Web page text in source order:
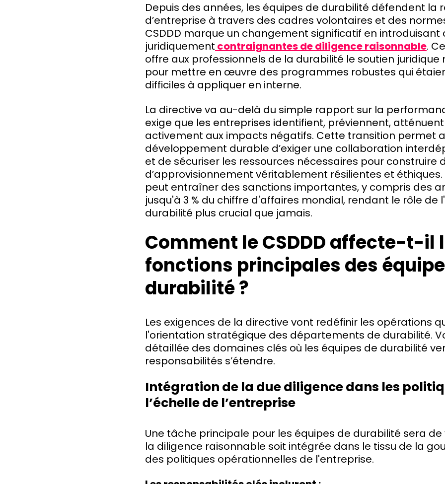
Depuis des années, les équipes de durabilité défendent la
d’entreprise à travers des cadres volontaires et des
CSDDD marque un changement significatif en
juridiquement contraignantes de diligence raisonnable.
offre aux professionnels de la durabilité le soutien juridique
pour mettre en œuvre des programmes robustes qui
difficiles à appliquer en interne.
La directive va au-delà du simple rapport sur la
exige que les entreprises identifient, préviennent,
activement aux impacts négatifs. Cette transition permet
développement durable d’exiger une collaboration
et de sécuriser les ressources nécessaires pour construire
d’approvisionnement véritablement résilientes et
peut entraîner des sanctions importantes, y compris des
jusqu'à 3 % du chiffre d'affaires mondial, rendant le rôle de
durabilité plus crucial que jamais.
Comment le CSDDD affecte-t-il
fonctions principales des
durabilité ?
Les exigences de la directive vont redéfinir les opérations
l'orientation stratégique des départements de durabilité.
détaillée des domaines clés où les équipes de durabilité
responsabilités s’étendre.
Intégration de la due diligence dans les
l’échelle de l’entreprise
Une tâche principale pour les équipes de durabilité sera de
la diligence raisonnable soit intégrée dans le tissu de la
des politiques opérationnelles de l'entreprise.